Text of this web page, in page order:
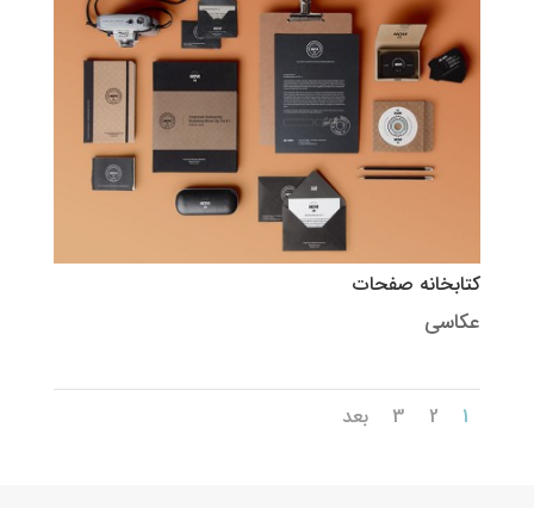
کتابخانه صفحات
عکاسی
1
2
3 بعد